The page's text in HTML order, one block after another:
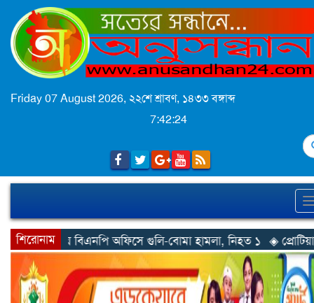
Friday 07 August 2026, ২২শে শ্রাবণ, ১৪৩৩ বঙ্গাব্দ
7:42:26
শিরোনাম
গুলি-বোমা হামলা, নিহত ১ ◈ প্রোটিয়াদের হারিয়ে বিশ্বকাপের